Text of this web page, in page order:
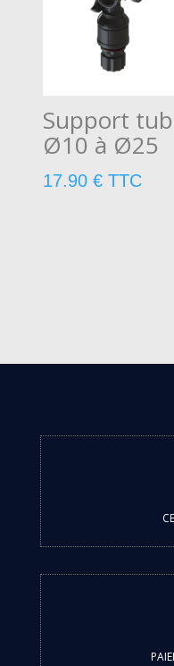
Support
Ø10 à Ø25
17.90€ TTC